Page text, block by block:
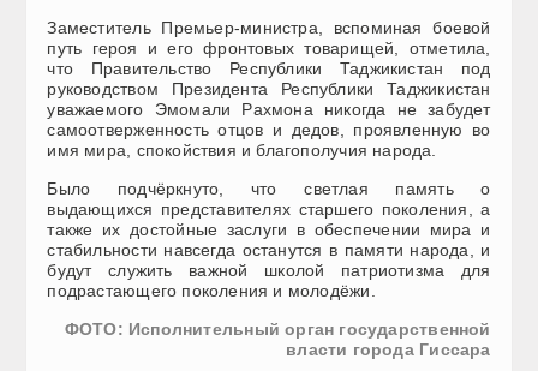
Заместитель Премьер-министра, вспоминая боевой
путь героя и его фронтовых товарищей, отметила,
что Правительство Республики Таджикистан под
руководством Президента Республики Таджикистан
уважаемого Эмомали Рахмона никогда не забудет
самоотверженность отцов и дедов, проявленную во
имя мира, спокойствия и благополучия народа.
Было подчёркнуто, что светлая память о
выдающихся представителях старшего поколения, а
также их достойные заслуги в обеспечении мира и
стабильности навсегда останутся в памяти народа, и
будут служить важной школой патриотизма для
подрастающего поколения и молодёжи.
ФОТО: Исполнительный орган государственной
власти города Гиссара